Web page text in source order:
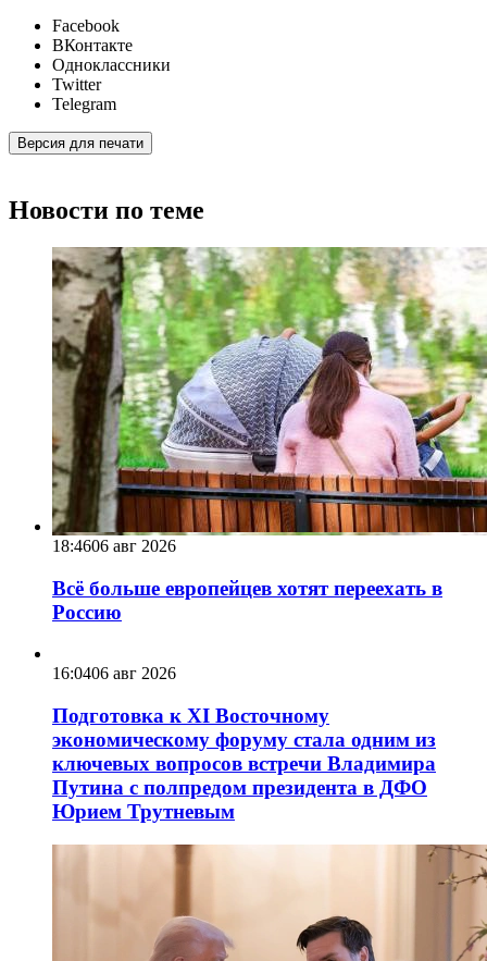
Facebook
ВКонтакте
Одноклассники
Twitter
Telegram
Версия для печати
Новости по теме
18:4606 авг 2026
Всё больше европейцев хотят переехать в
Россию
16:0406 авг 2026
Подготовка к XI Восточному
экономическому форуму стала одним из
ключевых вопросов встречи Владимира
Путина с полпредом президента в ДФО
Юрием Трутневым